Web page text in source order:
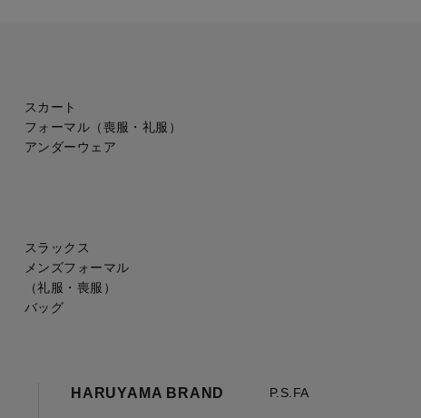
スカート
フォーマル（喪服・礼服）
アンダーウェア
スラックス
メンズフォーマル
（礼服・喪服）
バッグ
HARUYAMA BRAND P.S.FA